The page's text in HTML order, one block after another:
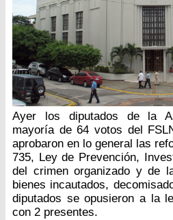
Ayer los diputados de la
mayoría de 64 votos del
aprobaron en lo general las
735, Ley de Prevención,
del crimen organizado y de
bienes incautados,
diputados se opusieron a la
con 2 presentes.